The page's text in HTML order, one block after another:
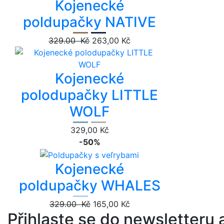
Kojenecké
poldupačky NATIVE
329.00 Kč 263,00 Kč
Kojenecké
polodupačky LITTLE
WOLF
329,00 Kč
-50%
Kojenecké
poldupačky WHALES
329.00 Kč 165,00 Kč
Přihlaste se do newsletteru